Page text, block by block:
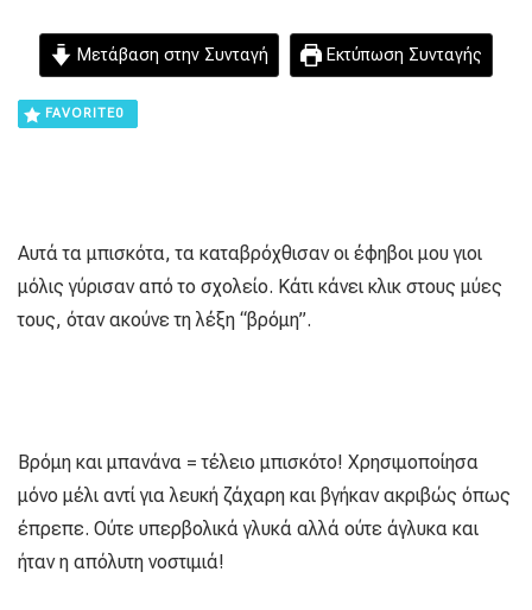
Μετάβαση στην Συνταγή Εκτύπωση Συνταγής
FAVORITE0
Αυτά τα μπισκότα, τα καταβρόχθισαν οι έφηβοι μου γιοι
μόλις γύρισαν από το σχολείο. Κάτι κάνει κλικ στους μύες
τους, όταν ακούνε τη λέξη “βρόμη”.
Βρόμη και μπανάνα = τέλειο μπισκότο! Χρησιμοποίησα
μόνο μέλι αντί για λευκή ζάχαρη και βγήκαν ακριβώς όπως
έπρεπε. Ούτε υπερβολικά γλυκά αλλά ούτε άγλυκα και
ήταν η απόλυτη νοστιμιά!